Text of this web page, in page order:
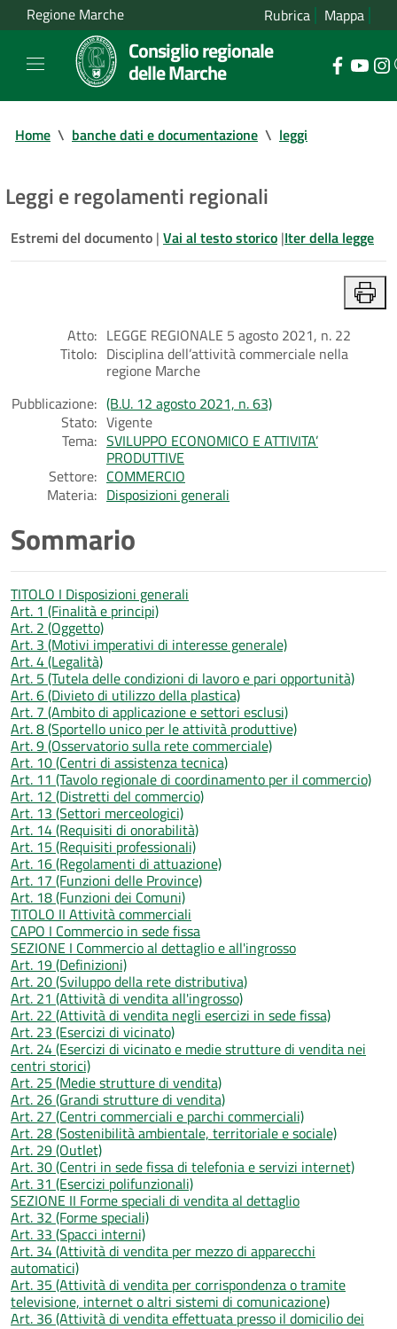
Regione Marche Rubrica Mappa
Consiglio regionale
delle Marche
Home \ banche dati e documentazione \ leggi
Leggi e regolamenti regionali
Estremi del documento | Vai al testo storico |Iter della legge
Atto: LEGGE REGIONALE 5 agosto 2021, n. 22
Titolo: Disciplina dell’attività commerciale nella
regione Marche
Pubblicazione: (B.U. 12 agosto 2021, n. 63)
Stato: Vigente
Tema: SVILUPPO ECONOMICO E ATTIVITA’
PRODUTTIVE
Settore: COMMERCIO
Materia: Disposizioni generali
Sommario
TITOLO I Disposizioni generali
Art. 1 (Finalità e principi)
Art. 2 (Oggetto)
Art. 3 (Motivi imperativi di interesse generale)
Art. 4 (Legalità)
Art. 5 (Tutela delle condizioni di lavoro e pari opportunità)
Art. 6 (Divieto di utilizzo della plastica)
Art. 7 (Ambito di applicazione e settori esclusi)
Art. 8 (Sportello unico per le attività produttive)
Art. 9 (Osservatorio sulla rete commerciale)
Art. 10 (Centri di assistenza tecnica)
Art. 11 (Tavolo regionale di coordinamento per il commercio)
Art. 12 (Distretti del commercio)
Art. 13 (Settori merceologici)
Art. 14 (Requisiti di onorabilità)
Art. 15 (Requisiti professionali)
Art. 16 (Regolamenti di attuazione)
Art. 17 (Funzioni delle Province)
Art. 18 (Funzioni dei Comuni)
TITOLO II Attività commerciali
CAPO I Commercio in sede fissa
SEZIONE I Commercio al dettaglio e all'ingrosso
Art. 19 (Definizioni)
Art. 20 (Sviluppo della rete distributiva)
Art. 21 (Attività di vendita all'ingrosso)
Art. 22 (Attività di vendita negli esercizi in sede fissa)
Art. 23 (Esercizi di vicinato)
Art. 24 (Esercizi di vicinato e medie strutture di vendita nei
centri storici)
Art. 25 (Medie strutture di vendita)
Art. 26 (Grandi strutture di vendita)
Art. 27 (Centri commerciali e parchi commerciali)
Art. 28 (Sostenibilità ambientale, territoriale e sociale)
Art. 29 (Outlet)
Art. 30 (Centri in sede fissa di telefonia e servizi internet)
Art. 31 (Esercizi polifunzionali)
SEZIONE II Forme speciali di vendita al dettaglio
Art. 32 (Forme speciali)
Art. 33 (Spacci interni)
Art. 34 (Attività di vendita per mezzo di apparecchi
automatici)
Art. 35 (Attività di vendita per corrispondenza o tramite
televisione, internet o altri sistemi di comunicazione)
Art. 36 (Attività di vendita effettuata presso il domicilio dei